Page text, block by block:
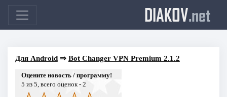
DIAKOV.net
Для Android⇒ Bot Changer VPN Premium 2.1.2
Оцените новость / программу!
5 из 5, всего оценок - 2